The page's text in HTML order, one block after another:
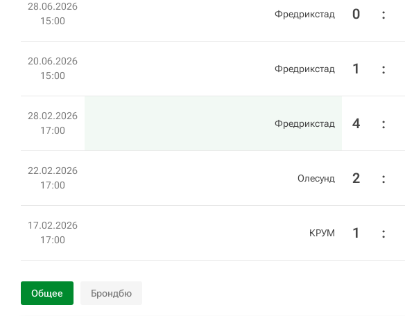
28.06.2026
15:00
Фредрикстад 0 :
20.06.2026
15:00
Фредрикстад 1 :
28.02.2026
17:00
Фредрикстад 4 :
22.02.2026
17:00
Олесунд 2 :
17.02.2026
17:00
КРУМ 1 :
Общее Брондбю